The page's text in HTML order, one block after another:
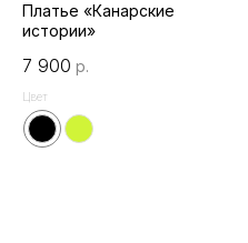
Платье «Канарские
истории»
7 900 р.
Цвет